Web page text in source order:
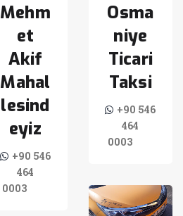
Mehm
et
Akif
Mahal
lesind
eyiz
+90 546
464
0003
Osma
niye
Ticari
Taksi
+90 546
464
0003